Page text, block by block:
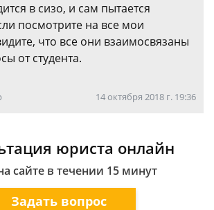
в сизо, и сам пытается
посмотрите на все мои
что все они взаимосвязаны
от студента.
14 октября 2018 г. 19:36
юриста онлайн
сайте в течении 15 минут
Задать вопрос